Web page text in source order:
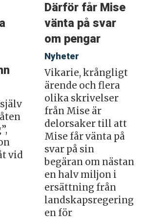
vid
Därför får Mise
vänta på svar
om pengar
Nyheter
Vikarie, krångligt
ärende och flera
olika skrivelser
från Mise är
delorsaker till att
Mise får vänta på
svar på sin
begäran om nästan
en halv miljon i
ersättning från
landskapsregering
en för